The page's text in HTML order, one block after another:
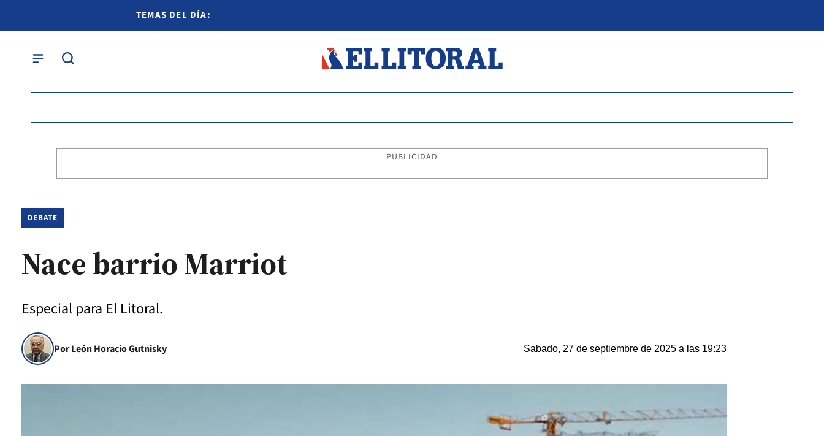
TEMAS DEL DÍA:
PUBLICIDAD
DEBATE
Nace barrio Marriot
Especial para El Litoral.
Por León Horacio Gutnisky Sabado, 27 de septiembre de 2025 a las 19:23